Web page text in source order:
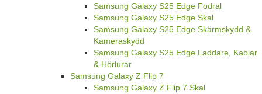
Samsung Galaxy S25 Edge Fodral
Samsung Galaxy S25 Edge Skal
Samsung Galaxy S25 Edge Skärmskydd &
Kameraskydd
Samsung Galaxy S25 Edge Laddare, Kablar
& Hörlurar
Samsung Galaxy Z Flip 7
Samsung Galaxy Z Flip 7 Skal